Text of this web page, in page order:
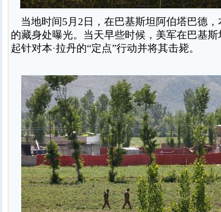
当地时间5月2日，在巴基斯坦阿伯塔巴德，
的藏身处曝光。当天早些时候，美军在巴基
起针对本·拉丹的“定点”行动并将其击毙。